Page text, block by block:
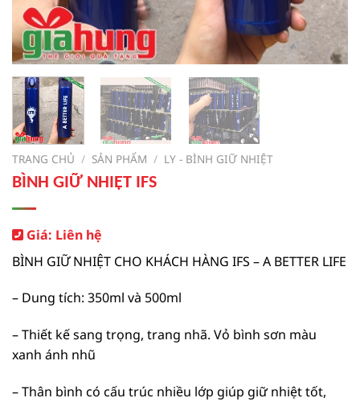
TRANG CHỦ / SẢN PHẨM / LY - BÌNH GIỮ NHIỆT
BÌNH GIỮ NHIỆT IFS
Giá: Liên hệ
BÌNH GIỮ NHIỆT CHO KHÁCH HÀNG IFS – A BETTER LIFE
– Dung tích: 350ml và 500ml
– Thiết kế sang trọng, trang nhã. Vỏ bình sơn màu
xanh ánh nhũ
– Thân bình có cấu trúc nhiều lớp giúp giữ nhiệt tốt,